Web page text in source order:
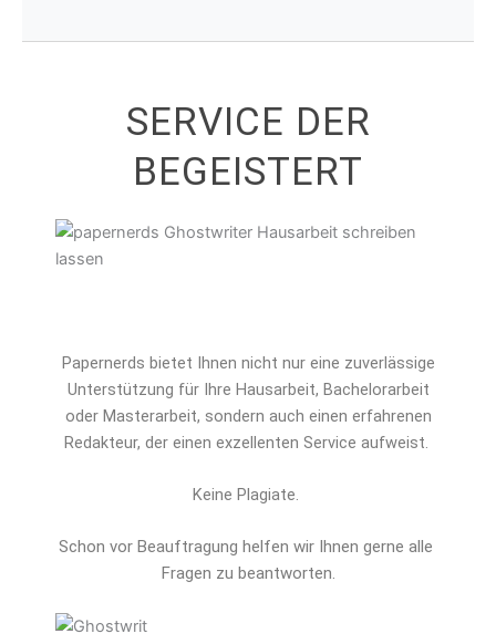
SERVICE DER
BEGEISTERT
Papernerds bietet Ihnen nicht nur eine zuverlässige
Unterstützung für Ihre Hausarbeit, Bachelorarbeit
oder Masterarbeit, sondern auch einen erfahrenen
Redakteur, der einen exzellenten Service aufweist.
Keine Plagiate.
Schon vor Beauftragung helfen wir Ihnen gerne alle
Fragen zu beantworten.